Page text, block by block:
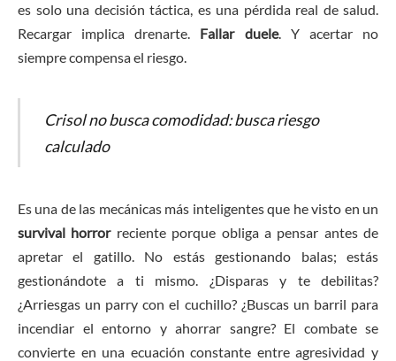
es solo una decisión táctica, es una pérdida real de salud.
Recargar implica drenarte. Fallar duele. Y acertar no
siempre compensa el riesgo.
Crisol no busca comodidad: busca riesgo
calculado
Es una de las mecánicas más inteligentes que he visto en un
survival horrorreciente porque obliga a pensar antes de
apretar el gatillo. No estás gestionando balas; estás
gestionándote a ti mismo. ¿Disparas y te debilitas?
¿Arriesgas un parry con el cuchillo? ¿Buscas un barril para
incendiar el entorno y ahorrar sangre? El combate se
convierte en una ecuación constante entre agresividad y